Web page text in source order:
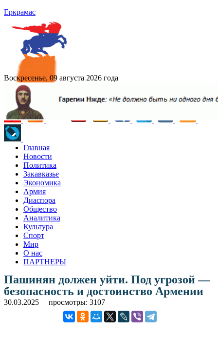
Еркрамас
Воскресенье, 09 августа 2026 года
Главная
Новости
Политика
Закавказье
Экономика
Армия
Диаспора
Общество
Аналитика
Культура
Спорт
Мир
О нас
ПАРТНЕРЫ
Пашинян должен уйти. Под угрозой —
безопасность и достоинство Армении
30.03.2025 просмотры: 3107